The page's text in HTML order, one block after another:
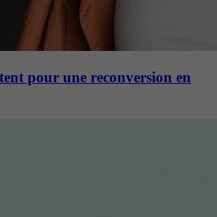
pour une reconversion en